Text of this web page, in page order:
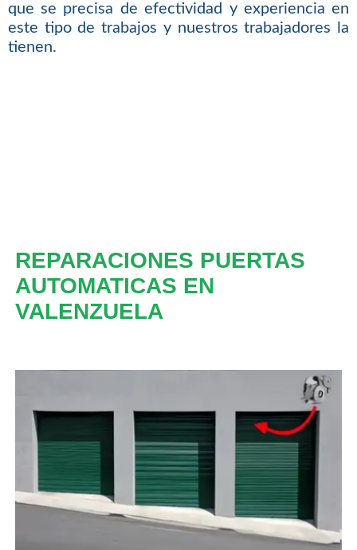
que se precisa de efectividad y experiencia en
este tipo de trabajos y nuestros trabajadores la
tienen.
REPARACIONES PUERTAS
AUTOMATICAS EN
VALENZUELA